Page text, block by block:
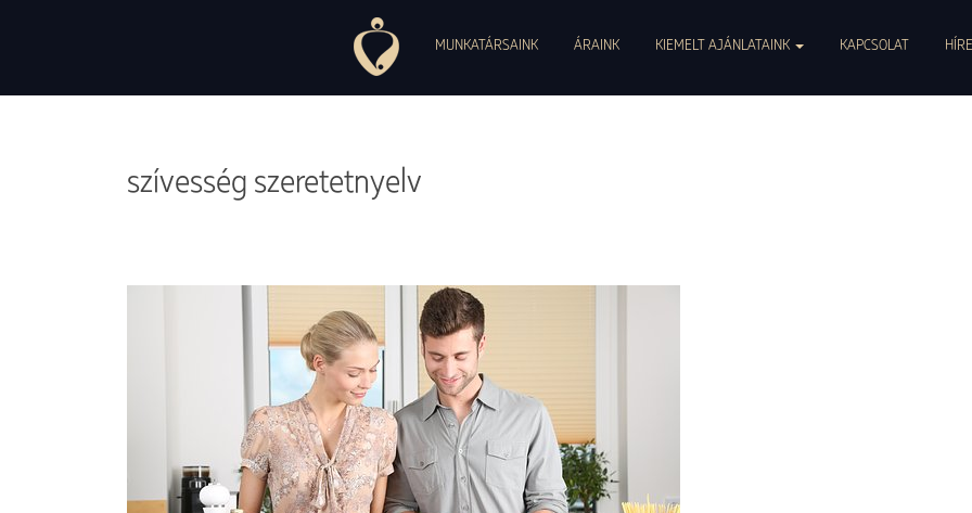
Pszichoszomatikus Ambulancia
MUNKATÁRSAINK
ÁRAINK KIEMELT AJÁNLATAINK KAPCSOLAT
szívesség szeretetnyelv